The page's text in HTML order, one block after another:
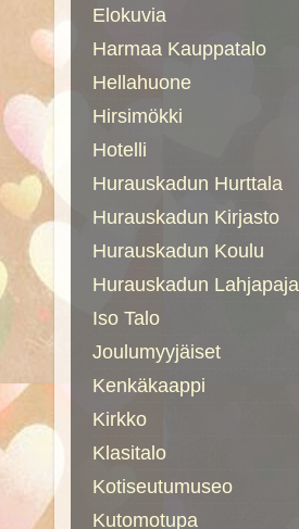
Elokuvia
Harmaa Kauppatalo
Hellahuone
Hirsimökki
Hotelli
Hurauskadun Hurttala
Hurauskadun Kirjasto
Hurauskadun Koulu
Hurauskadun Lahjapaja
Iso Talo
Joulumyyjäiset
Kenkäkaappi
Kirkko
Klasitalo
Kotiseutumuseo
Kutomotupa